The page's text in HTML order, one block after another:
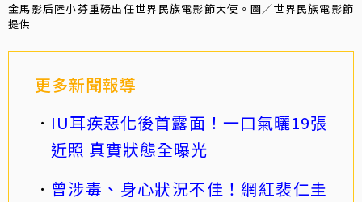
金馬影后陸小芬重磅出任世界民族電影節大使。圖／世界民族電影節
提供
更多新聞報導
IU耳疾惡化後首露面！一口氣曬19張
近照 真實狀態全曝光
曾涉毒、身心狀況不佳！網紅裴仁圭